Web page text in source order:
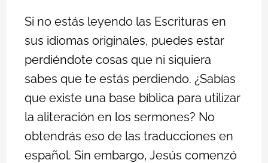
Si no estás leyendo las Escrituras en
sus idiomas originales, puedes estar
perdiéndote cosas que ni siquiera
sabes que te estás perdiendo. ¿Sabías
que existe una base bíblica para utilizar
la aliteración en los sermones? No
obtendrás eso de las traducciones en
español. Sin embargo, Jesús comenzó